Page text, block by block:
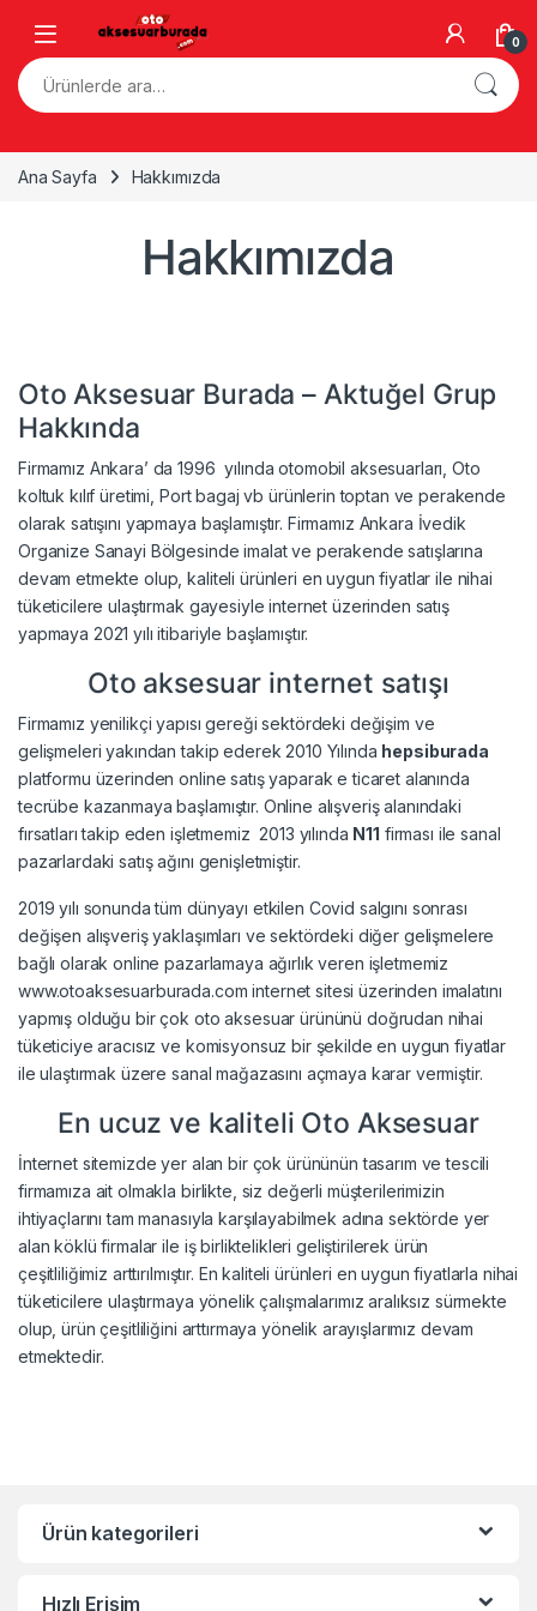
0
Ara:
Ana Sayfa Hakkımızda
Hakkımızda
Oto Aksesuar Burada – Aktuğel Grup
Hakkında
Firmamız Ankara’ da 1996 yılında otomobil aksesuarları, Oto
koltuk kılıf üretimi, Port bagaj vb ürünlerin toptan ve perakende
olarak satışını yapmaya başlamıştır. Firmamız Ankara İvedik
Organize Sanayi Bölgesinde imalat ve perakende satışlarına
devam etmekte olup, kaliteli ürünleri en uygun fiyatlar ile nihai
tüketicilere ulaştırmak gayesiyle internet üzerinden satış
yapmaya 2021 yılı itibariyle başlamıştır.
Oto aksesuar internet satışı
Firmamız yenilikçi yapısı gereği sektördeki değişim ve
gelişmeleri yakından takip ederek 2010 Yılında hepsiburada
platformu üzerinden online satış yaparak e ticaret alanında
tecrübe kazanmaya başlamıştır. Online alışveriş alanındaki
fırsatları takip eden işletmemiz 2013 yılında N11 firması ile sanal
pazarlardaki satış ağını genişletmiştir.
2019 yılı sonunda tüm dünyayı etkilen Covid salgını sonrası
değişen alışveriş yaklaşımları ve sektördeki diğer gelişmelere
bağlı olarak online pazarlamaya ağırlık veren işletmemiz
www.otoaksesuarburada.com internet sitesi üzerinden imalatını
yapmış olduğu bir çok oto aksesuar ürününü doğrudan nihai
tüketiciye aracısız ve komisyonsuz bir şekilde en uygun fiyatlar
ile ulaştırmak üzere sanal mağazasını açmaya karar vermiştir.
En ucuz ve kaliteli Oto Aksesuar
İnternet sitemizde yer alan bir çok ürününün tasarım ve tescili
firmamıza ait olmakla birlikte, siz değerli müşterilerimizin
ihtiyaçlarını tam manasıyla karşılayabilmek adına sektörde yer
alan köklü firmalar ile iş birliktelikleri geliştirilerek ürün
çeşitliliğimiz arttırılmıştır. En kaliteli ürünleri en uygun fiyatlarla nihai
tüketicilere ulaştırmaya yönelik çalışmalarımız aralıksız sürmekte
olup, ürün çeşitliliğini arttırmaya yönelik arayışlarımız devam
etmektedir.
Ürün kategorileri
Hızlı Erişim